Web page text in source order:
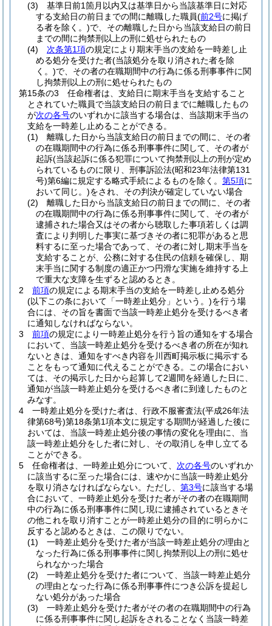
(3)
基準日前1箇月以内又は基準日から当該基準日に対応
する支給日の前日までの間に離職した職員(前2号に掲げ
る者を除く。)で、その離職した日から当該支給日の前日
までの間に拘禁刑以上の刑に処せられたもの
(4)
次条第1項の規定により期末手当の支給を一時差し止
める処分を受けた者(当該処分を取り消された者を除
く。)で、その者の在職期間中の行為に係る刑事事件に関
し拘禁刑以上の刑に処せられたもの
第15条の3
任命権者は、支給日に期末手当を支給すること
とされていた職員で当該支給日の前日までに離職したもの
が次の各号のいずれかに該当する場合は、当該期末手当の
支給を一時差し止めることができる。
(1)
離職した日から当該支給日の前日までの間に、その者
の在職期間中の行為に係る刑事事件に関して、その者が
起訴(当該起訴に係る犯罪について拘禁刑以上の刑が定め
られているものに限り、刑事訴訟法(昭和23年法律第131
号)第6編に規定する略式手続によるものを除く。 第5項に
おいて同じ。)をされ、その判決が確定していない場合
(2)
離職した日から当該支給日の前日までの間に、その者
の在職期間中の行為に係る刑事事件に関して、その者が
逮捕された場合又はその者から聴取した事項若しくは調
査により判明した事実に基づきその者に犯罪があると思
料するに至った場合であって、その者に対し期末手当を
支給することが、公務に対する住民の信頼を確保し、期
末手当に関する制度の適正かつ円滑な実施を維持する上
で重大な支障を生ずると認めるとき。
2
前項の規定による期末手当の支給を一時差し止める処分
(以下この条において「一時差止処分」という。)を行う場
合には、その旨を書面で当該一時差止処分を受けるべき者
に通知しなければならない。
3
前項の規定により一時差止処分を行う旨の通知をする場合
において、当該一時差止処分を受けるべき者の所在が知れ
ないときは、通知をすべき内容を川西町掲示板に掲示する
ことをもって通知に代えることができる。
この場合におい
ては、その掲示した日から起算して2週間を経過した日に、
通知が当該一時差止処分を受けるべき者に到達したものと
みなす。
4
一時差止処分を受けた者は、行政不服審査法(平成26年法
律第68号)第18条第1項本文に規定する期間が経過した後に
おいては、当該一時差止処分後の事情の変化を理由に、当
該一時差止処分をした者に対し、その取消しを申し立てる
ことができる。
5
任命権者は、一時差止処分について、 次の各号のいずれか
に該当するに至った場合には、速やかに当該一時差止処分
を取り消さなければならない。 ただし、 第3号に該当する場
合において、一時差止処分を受けた者がその者の在職期間
中の行為に係る刑事事件に関し現に逮捕されているときそ
の他これを取り消すことが一時差止処分の目的に明らかに
反すると認めるときは、この限りでない。
(1)
一時差止処分を受けた者が当該一時差止処分の理由と
なった行為に係る刑事事件に関し拘禁刑以上の刑に処せ
られなかった場合
(2)
一時差止処分を受けた者について、当該一時差止処分
の理由となった行為に係る刑事事件につき公訴を提起し
ない処分があった場合
(3)
一時差止処分を受けた者がその者の在職期間中の行為
に係る刑事事件に関し起訴をされることなく当該一時差